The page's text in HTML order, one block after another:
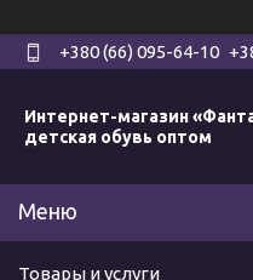
+380 (66) 095-64-10
Интернет-магазин
детская обувь оптом
Товары и услуги